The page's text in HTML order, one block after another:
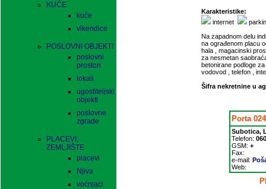
KUĆE
kuće
vikendice
POSLOVNI OBJEKTI
poslovni
prostori
lokali
ugostiteljski
objekti
poslovne
zgrade
PLACEVI,
ZEMLJIŠTE
placevi
Njiva
voćnjaci
Karakteristike:
internet
Na zapadnom delu
na ograđenom placu
hala , magacinski
za nesmetan
betonirane podloge
vodovod , telefon ,
Šifra nekretnine u
Porta
Subotica,
Telefon:
GSM: +
Fax:
e-mail:
Web: